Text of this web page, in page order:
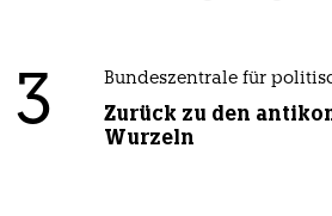
3 Bundeszentrale für
Zurück zu den
Wurzeln